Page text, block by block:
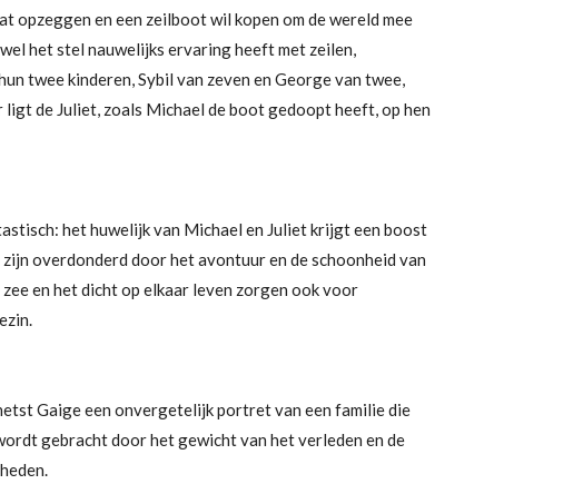
opzeggen en een zeilboot wil kopen om de wereld mee
het stel nauwelijks ervaring heeft met zeilen,
twee kinderen, Sybil van zeven en George van twee,
ligt de Juliet, zoals Michael de boot gedoopt heeft, op hen
het huwelijk van Michael en Juliet krijgt een boost
zijn overdonderd door het avontuur en de schoonheid van
en het dicht op elkaar leven zorgen ook voor
Gaige een onvergetelijk portret van een familie die
gebracht door het gewicht van het verleden en de